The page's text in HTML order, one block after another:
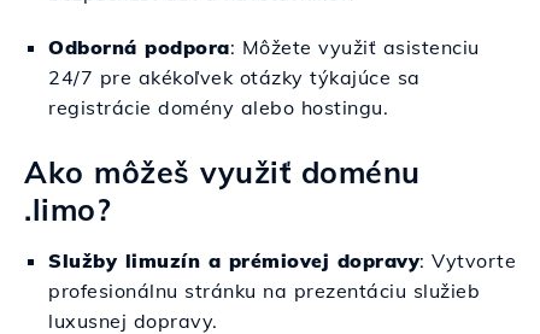
Odborná podpora: Môžete využiť asistenciu
24/7 pre akékoľvek otázky týkajúce sa
registrácie domény alebo hostingu.
Ako môžeš využiť doménu
.limo?
Služby limuzín a prémiovej dopravy: Vytvorte
profesionálnu stránku na prezentáciu služieb
luxusnej dopravy.